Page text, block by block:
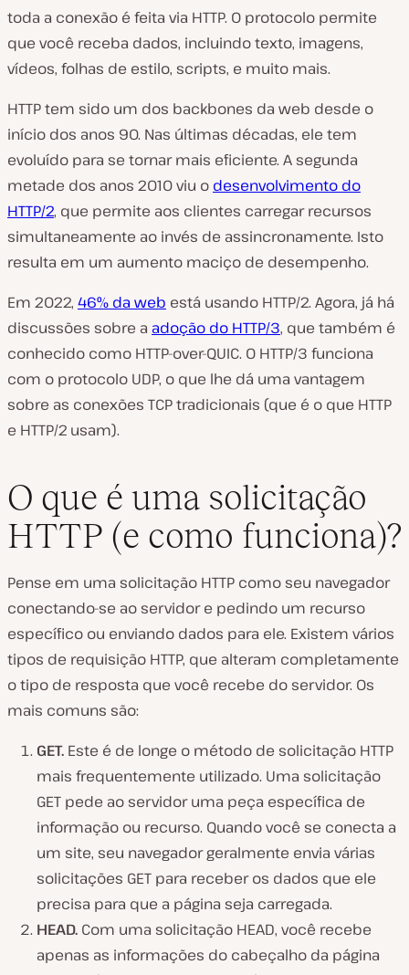
toda a conexão é feita via HTTP. O protocolo permite
que você receba dados, incluindo texto, imagens,
vídeos, folhas de estilo, scripts, e muito mais.
HTTP tem sido um dos backbones da web desde o
início dos anos 90. Nas últimas décadas, ele tem
evoluído para se tornar mais eficiente. A segunda
metade dos anos 2010 viu o desenvolvimento do
HTTP/2, que permite aos clientes carregar recursos
simultaneamente ao invés de assincronamente. Isto
resulta em um aumento maciço de desempenho.
Em 2022, 46% da web está usando HTTP/2. Agora, já há
discussões sobre a adoção do HTTP/3, que também é
conhecido como HTTP-over-QUIC. O HTTP/3 funciona
com o protocolo UDP, o que lhe dá uma vantagem
sobre as conexões TCP tradicionais (que é o que HTTP
e HTTP/2 usam).
O que é uma solicitação
HTTP (e como funciona)?
Pense em uma solicitação HTTP como seu navegador
conectando-se ao servidor e pedindo um recurso
específico ou enviando dados para ele. Existem vários
tipos de requisição HTTP, que alteram completamente
o tipo de resposta que você recebe do servidor. Os
mais comuns são:
GET. Este é de longe o método de solicitação HTTP
mais frequentemente utilizado. Uma solicitação
GET pede ao servidor uma peça específica de
informação ou recurso. Quando você se conecta a
um site, seu navegador geralmente envia várias
solicitações GET para receber os dados que ele
precisa para que a página seja carregada.
HEAD. Com uma solicitação HEAD, você recebe
apenas as informações do cabeçalho da página